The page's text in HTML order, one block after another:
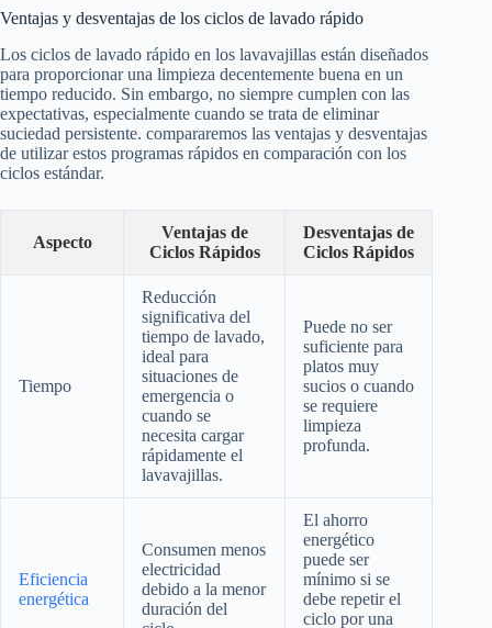
Ventajas y desventajas de los ciclos de lavado rápido
Los ciclos de lavado rápido en los lavavajillas están diseñados
para proporcionar una limpieza decentemente buena en un
tiempo reducido. Sin embargo, no siempre cumplen con las
expectativas, especialmente cuando se trata de eliminar
suciedad persistente. compararemos las ventajas y desventajas
de utilizar estos programas rápidos en comparación con los
ciclos estándar.
Aspecto
Ventajas de
Ciclos Rápidos
Desventajas de
Ciclos Rápidos
Tiempo
Reducción
significativa del
tiempo de lavado,
ideal para
situaciones de
emergencia o
cuando se
necesita cargar
rápidamente el
lavavajillas.
Puede no ser
suficiente para
platos muy
sucios o cuando
se requiere
limpieza
profunda.
Eficiencia
energética
Consumen menos
electricidad
debido a la menor
duración del
El ahorro
energético
puede ser
mínimo si se
debe repetir el
ciclo por una